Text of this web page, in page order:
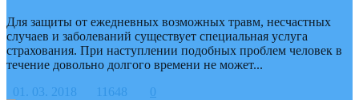
Для защиты от ежедневных возможных травм, несчастных
случаев и заболеваний существует специальная услуга
страхования. При наступлении подобных проблем человек в
течение довольно долгого времени не может...
01. 03. 2018
11648 0